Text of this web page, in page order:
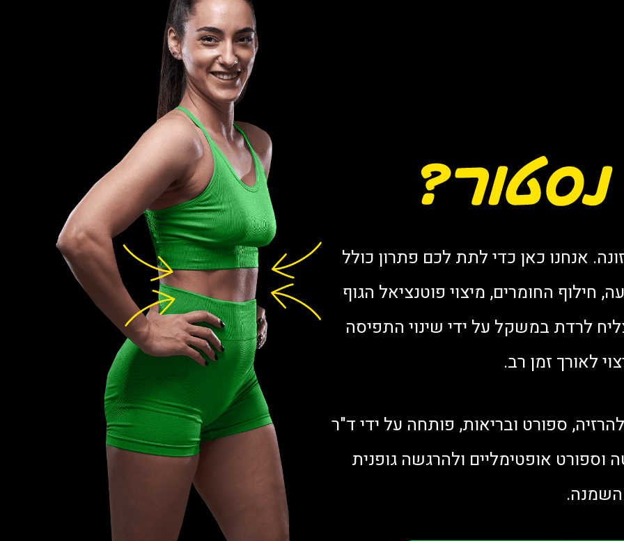
אנחנו כאן כדי לתת לכם פתרון כולל
החומרים, מיצוי פוטנציאל הגוף
לרדת במשקל על ידי שינוי התפיסה
לאורך זמן רב.
ספורט ובריאות, פותחה על ידי ד"ר
וספורט אופטימליים ולהרגשה גופנית
השמנה.